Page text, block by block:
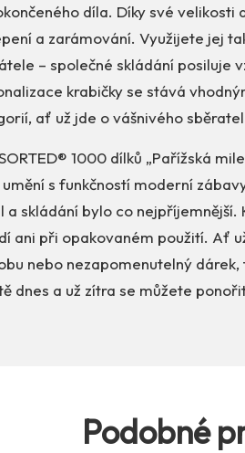
díla. Díky své
a zarámování. Využijete jej
– společné skládání posiluje
krabičky se stává
ať už jde o vášnivého
1000 dílků „Pařížská
s funkčností moderní
a skládání bylo co
ani při opakovaném použití. Ať
nebo nezapomenutelný
dnes a už zítra se můžete
Podobné